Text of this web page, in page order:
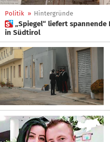
Politik » Hintergründe
 „Spiegel“ liefert spannende Details zu Regierungsbildung
in Südtirol